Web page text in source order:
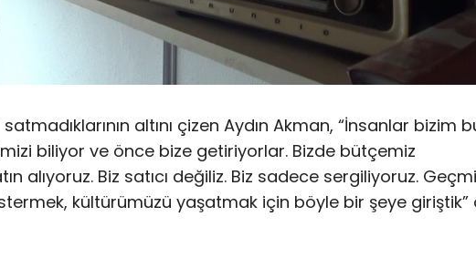
altını çizen Aydın Akman, “İnsanlar bizim
biliyor ve önce bize getiriyorlar. Bizde bütçemiz
alıyoruz. Biz satıcı değiliz. Biz sadece sergiliyoruz.
kültürümüzü yaşatmak için böyle bir şeye giriştik”